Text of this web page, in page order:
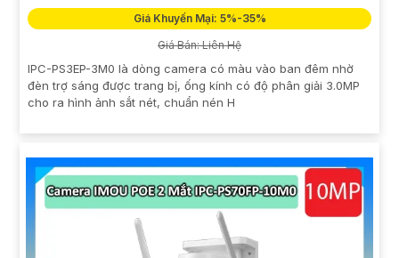
Giá Khuyến Mại: 5%-35%
Giá Bán: Liên Hệ
IPC-PS3EP-3M0 là dòng camera có màu vào ban đêm nhờ
đèn trợ sáng được trang bị, ống kính có độ phân giải 3.0MP
cho ra hình ảnh sắt nét, chuẩn nén H